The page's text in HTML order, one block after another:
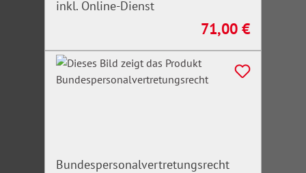
inkl. Online-Dienst
Regulärer Preis:
71,00 €
Bundespersonalvertretungsrecht